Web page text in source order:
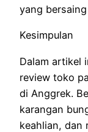
yang
Dalam artikel
review toko
di Anggrek.
karangan
keahlian, dan